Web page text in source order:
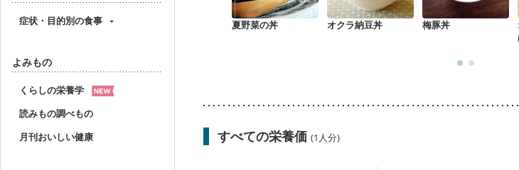
症状・目的別の食事
よみもの
くらしの栄養学
読みもの調べもの
月刊おいしい健康
夏野菜の丼 オクラ納豆丼 梅豚丼
すべての栄養価 (1人分)